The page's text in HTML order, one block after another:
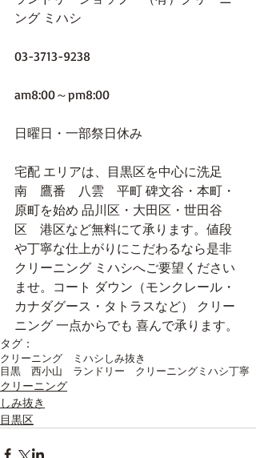
ング ミハシ
03-3713-9238
am8:00～pm8:00
日曜日・一部祭日休み
宅配 エリアは、目黒区を中心に洗足
南　鷹番　八雲　平町 碑文谷・本町・
原町を始め 品川区・大田区・世田谷
区　港区など無料にて承ります。値段
や丁寧な仕上がりにこだわるなら是非
クリーニング ミハシへご要望ください
ませ。コート ダウン（モンクレール・
カナダグース・タトラスなど） クリー
ニング 一点からでも 喜んで承ります。
タグ：
クリーニング ミハシしみ抜き
目黒 西小山 ランドリー クリーニングミハシ丁寧
クリーニング
しみ抜き
目黒区